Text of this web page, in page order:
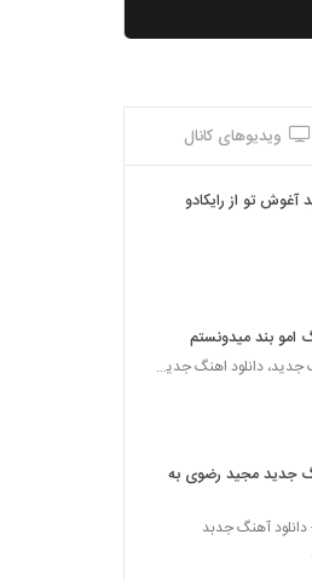
لعنتی
آشتی
فرهاد زندوکیلی
از کسری کریمی به
ویدیوهای کانال
تو از رایکادو
امو بند میدونستم
دانلود آهنگ جدید، دانلود اهنگ جدید ایرانی
جدید مجید رضوی به
آهنگ جدبد